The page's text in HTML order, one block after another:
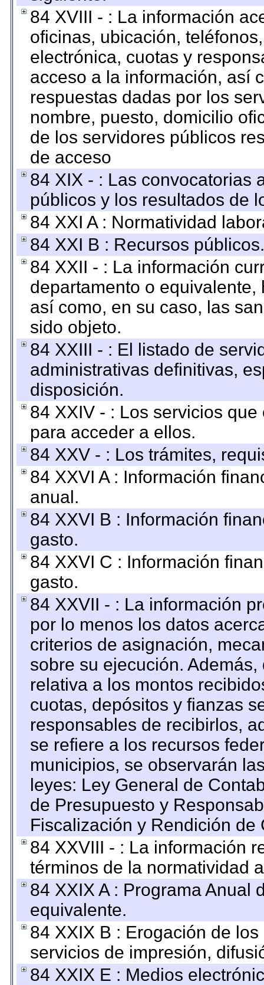
84 XVIII - : La información
oficinas, ubicación,
electrónica, cuotas y
acceso a la información, así
respuestas dadas por los
nombre, puesto, domicilio
de los servidores públicos
de acceso
84 XIX - : Las convocatorias
públicos y los resultados de
84 XXI A : Normatividad
84 XXI B : Recursos públicos.
84 XXII - : La información
departamento o
así como, en su caso, las
sido objeto.
84 XXIII - : El listado de
administrativas definitivas,
disposición.
84 XXIV - : Los servicios
para acceder a ellos.
84 XXV - : Los trámites,
84 XXVI A : Información
anual.
84 XXVI B : Información
gasto.
84 XXVI C : Información
gasto.
84 XXVII - : La información
por lo menos los datos
criterios de asignación,
sobre su ejecución.
relativa a los montos
cuotas, depósitos y fianzas
responsables de recibirlos,
se refiere a los recursos
municipios, se observarán
leyes: Ley General de
de Presupuesto y
Fiscalización y Rendición
84 XXVIII - : La información
términos de la normatividad
84 XXIX A : Programa Anual
equivalente.
84 XXIX B : Erogación de
servicios de impresión,
84 XXIX E : Medios